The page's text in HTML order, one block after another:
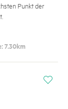
Punkt der
7.30km
i